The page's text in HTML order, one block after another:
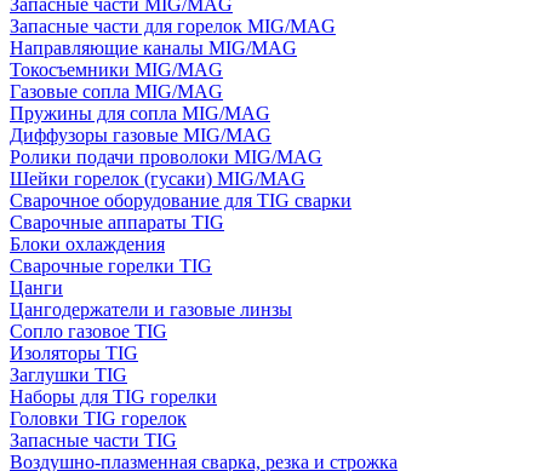
Запасные части MIG/MAG
Запасные части для горелок MIG/MAG
Направляющие каналы MIG/MAG
Токосъемники MIG/MAG
Газовые сопла MIG/MAG
Пружины для сопла MIG/MAG
Диффузоры газовые MIG/MAG
Ролики подачи проволоки MIG/MAG
Шейки горелок (гусаки) MIG/MAG
Сварочное оборудование для TIG сварки
Сварочные аппараты TIG
Блоки охлаждения
Сварочные горелки TIG
Цанги
Цангодержатели и газовые линзы
Сопло газовое TIG
Изоляторы TIG
Заглушки TIG
Наборы для TIG горелки
Головки TIG горелок
Запасные части TIG
Воздушно-плазменная сварка, резка и строжка